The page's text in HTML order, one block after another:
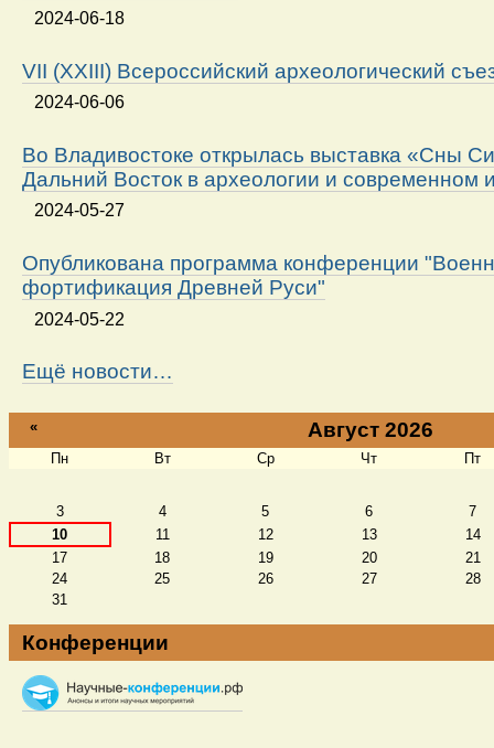
2024-06-18
VII (XXIII) Всероссийский археологический
2024-06-06
Во Владивостоке открылась выставка «Сны
Дальний Восток в археологии и современном
2024-05-27
Опубликована программа конференции
фортификация Древней Руси"
2024-05-22
Ещё новости…
« Август 2026
Пн Вт Ср Чт Пт
3 4 5 6
7
10
11 12 13
14
17
18 19 20
21
24
25 26 27
28
31
Конференции